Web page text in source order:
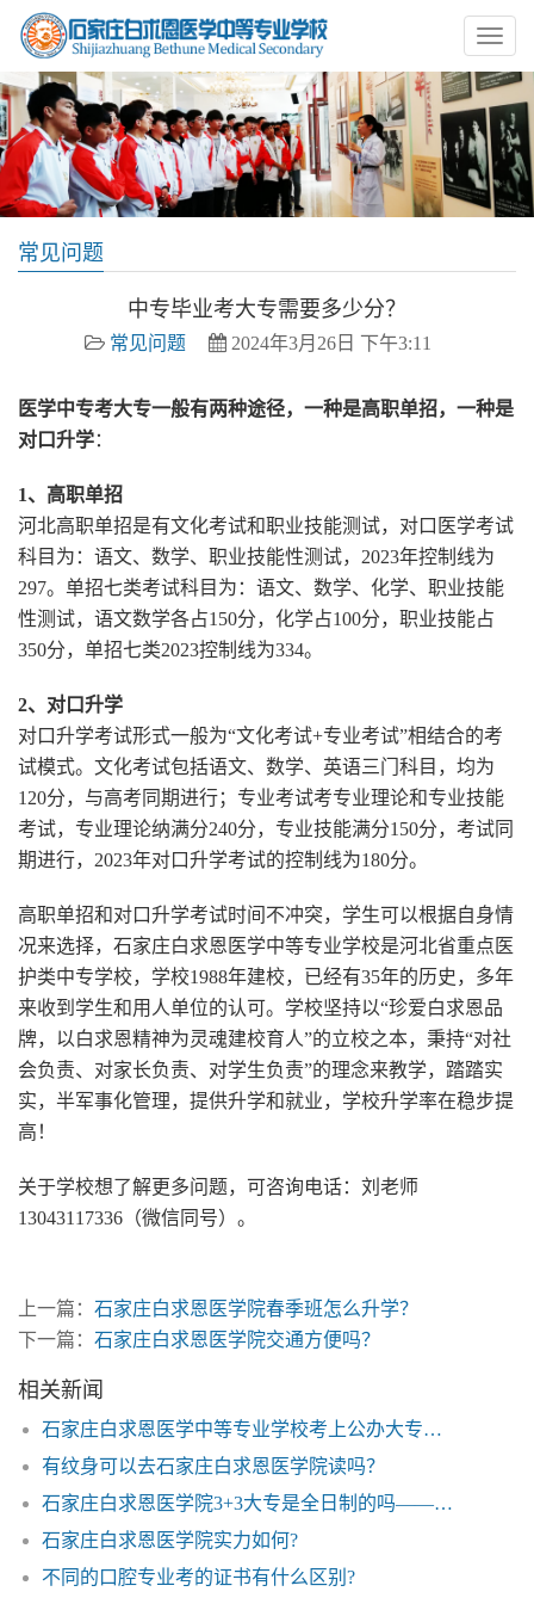
常见问题
中专毕业考大专需要多少分？
常见问题 2024年3月26日 下午3:11
医学中专考大专一般有两种途径，一种是高职单招，一种是
对口升学：
1、高职单招
河北高职单招是有文化考试和职业技能测试，对口医学考试
科目为：语文、数学、职业技能性测试，2023年控制线为
297。单招七类考试科目为：语文、数学、化学、职业技能
性测试，语文数学各占150分，化学占100分，职业技能占
350分，单招七类2023控制线为334。
2、对口升学
对口升学考试形式一般为“文化考试+专业考试”相结合的考
试模式。文化考试包括语文、数学、英语三门科目，均为
120分，与高考同期进行；专业考试考专业理论和专业技能
考试，专业理论纳满分240分，专业技能满分150分，考试同
期进行，2023年对口升学考试的控制线为180分。
高职单招和对口升学考试时间不冲突，学生可以根据自身情
况来选择，石家庄白求恩医学中等专业学校是河北省重点医
护类中专学校，学校1988年建校，已经有35年的历史，多年
来收到学生和用人单位的认可。学校坚持以“珍爱白求恩品
牌，以白求恩精神为灵魂建校育人”的立校之本，秉持“对社
会负责、对家长负责、对学生负责”的理念来教学，踏踏实
实，半军事化管理，提供升学和就业，学校升学率在稳步提
高！
关于学校想了解更多问题，可咨询电话：刘老师
13043117336（微信同号）。
上一篇： 石家庄白求恩医学院春季班怎么升学？
下一篇： 石家庄白求恩医学院交通方便吗？
相关新闻
石家庄白求恩医学中等专业学校考上公办大专概率有多大？
有纹身可以去石家庄白求恩医学院读吗？
石家庄白求恩医学院3+3大专是全日制的吗——白求恩医学院
石家庄白求恩医学院实力如何?
不同的口腔专业考的证书有什么区别?